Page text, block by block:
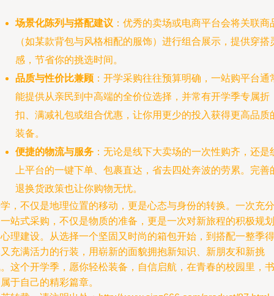
场景化陈列与搭配建议 ：优秀的卖场或电商平台会将关联商
（如某款背包与风格相配的服饰）进行组合展示，提供穿搭
感，节省你的挑选时间。
品质与性价比兼顾 ：开学采购往往预算明确，一站购平台通
能提供从亲民到中高端的全价位选择，并常有开学季专属折
扣、满减礼包或组合优惠，让你用更少的投入获得更高品质
装备。
便捷的物流与服务 ：无论是线下大卖场的一次性购齐，还是
上平台的一键下单、包裹直达，省去四处奔波的劳累。完善
退换货政策也让你购物无忧。
，不仅是地理位置的移动，更是心态与身份的转换。一次充分
站式采购，不仅是物质的准备，更是一次对新旅程的积极规划
理建设。从选择一个坚固又时尚的箱包开始，到搭配一整季得
充满活力的行装，用崭新的面貌拥抱新知识、新朋友和新挑
这个开学季，愿你轻松装备，自信启航，在青春的校园里，书
于自己的精彩篇章。